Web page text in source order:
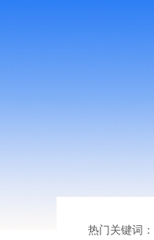
热门关键词：